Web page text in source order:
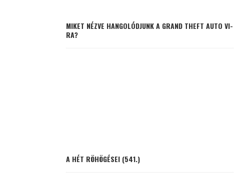
MIKET NÉZVE HANGOLÓDJUNK A GRAND THEFT AUTO VI-
RA?
A HÉT RÖHÖGÉSEI (541.)